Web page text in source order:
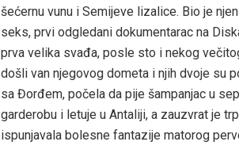
šećernu vunu i Semijeve lizalice. Bio je
seks, prvi odgledani dokumentarac na
prva velika svađa, posle sto i nekog
došli van njegovog dometa i njih dvoje su
sa Đorđem, počela da pije šampanjac u
garderobu i letuje u Antaliji, a zauzvrat je
ispunjavala bolesne fantazije matorog